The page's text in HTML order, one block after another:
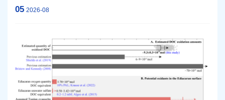
氮循环质量平衡模型，揭示了极热事件期间陆相巨型淡水湖泊
（Geology）。
05 2026-08